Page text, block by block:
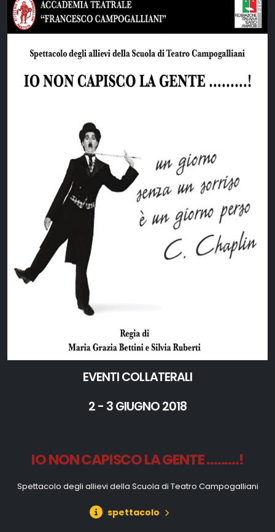
EVENTI COLLATERALI
2 - 3 GIUGNO 2018
IO NON CAPISCO LA GENTE .........!
Spettacolo degli allievi della Scuola di Teatro Campogalliani
spettacolo